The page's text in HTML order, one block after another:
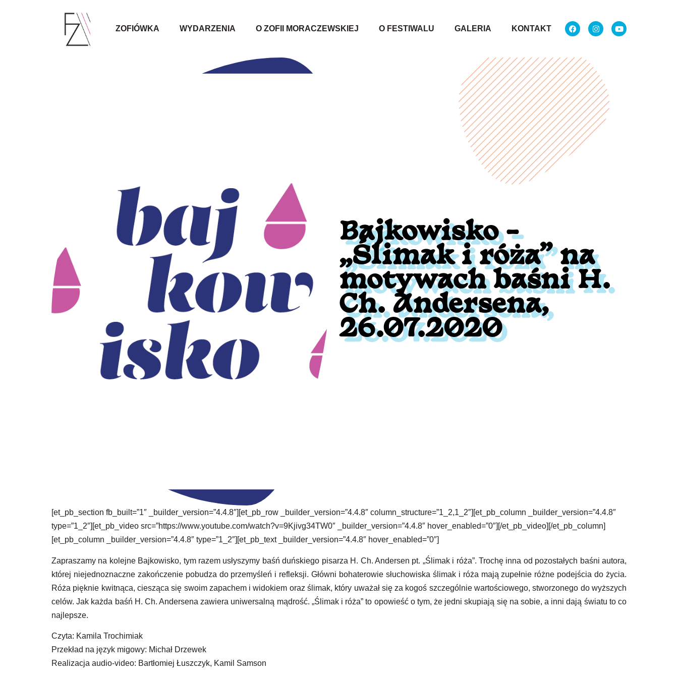
ZOFIÓWKA WYDARZENIA O ZOFII MORACZEWSKIEJ O FESTIWALU GALERIA KONTAKT
Bajkowisko –
„Ślimak i róża” na
motywach baśni H.
Ch. Andersena,
26.07.2020
[et_pb_section fb_built=”1″ _builder_version=”4.4.8″][et_pb_row _builder_version=”4.4.8″ column_structure=”1_2,1_2″][et_pb_column _builder_version=”4.4.8″
type=”1_2″][et_pb_video src=”https://www.youtube.com/watch?v=9Kjivg34TW0″ _builder_version=”4.4.8″ hover_enabled=”0″][/et_pb_video][/et_pb_column]
[et_pb_column _builder_version=”4.4.8″ type=”1_2″][et_pb_text _builder_version=”4.4.8″ hover_enabled=”0″]
Zapraszamy na kolejne Bajkowisko, tym razem usłyszymy baśń duńskiego pisarza H. Ch. Andersen pt. „Ślimak i róża”. Trochę inna od pozostałych baśni autora,
której niejednoznaczne zakończenie pobudza do przemyśleń i refleksji. Główni bohaterowie słuchowiska ślimak i róża mają zupełnie różne podejścia do życia.
Róża pięknie kwitnąca, ciesząca się swoim zapachem i widokiem oraz ślimak, który uważał się za kogoś szczególnie wartościowego, stworzonego do wyższych
celów. Jak każda baśń H. Ch. Andersena zawiera uniwersalną mądrość. „Ślimak i róża” to opowieść o tym, że jedni skupiają się na sobie, a inni dają światu to co
najlepsze.
Czyta: Kamila Trochimiak
Przekład na język migowy: Michał Drzewek
Realizacja audio-video: Bartłomiej Łuszczyk, Kamil Samson